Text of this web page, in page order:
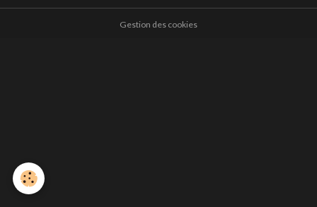
Gestion des cookies